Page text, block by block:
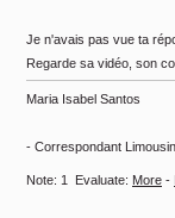
Je n'avais pas vue ta
Regarde sa vidéo, son
Maria Isabel Santos
- Correspondant
Note: 1 Evaluate: More -